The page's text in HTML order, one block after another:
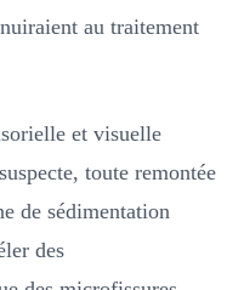
au traitement
et visuelle
toute remontée
de sédimentation
des